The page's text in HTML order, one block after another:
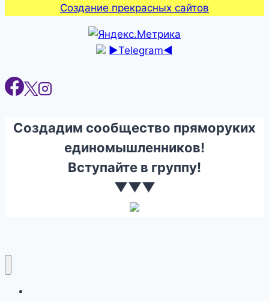
Создание прекрасных сайтов
►Telegram◄
Создадим сообщество пряморуких
единомышленников!
Вступайте в группу!
▼▼▼